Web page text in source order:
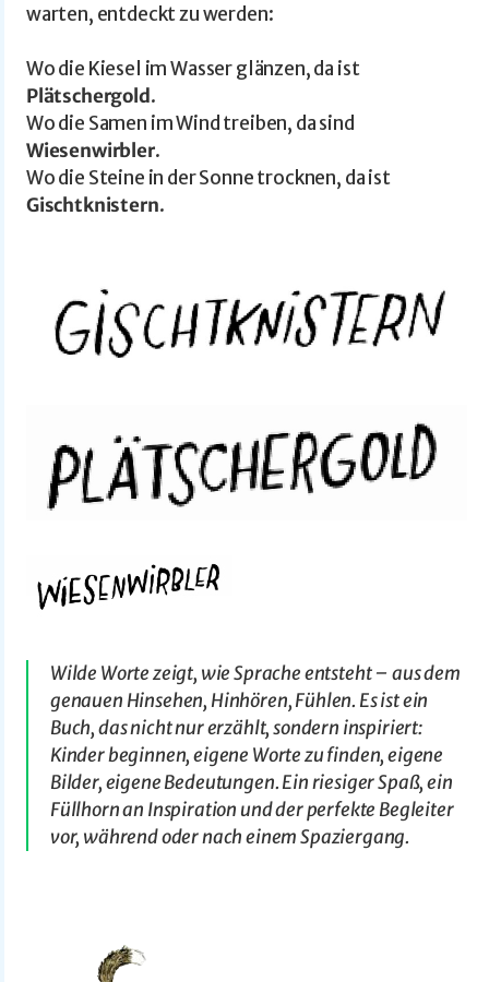
warten, entdeckt zu werden:
Wo die Kiesel im Wasser glänzen, da ist
Plätschergold.
Wo die Samen im Wind treiben, da sind
Wiesenwirbler.
Wo die Steine in der Sonne trocknen, da ist
Gischtknistern.
Wilde Worte zeigt, wie Sprache entsteht – aus dem
genauen Hinsehen, Hinhören, Fühlen. Es ist ein
Buch, das nicht nur erzählt, sondern inspiriert:
Kinder beginnen, eigene Worte zu finden, eigene
Bilder, eigene Bedeutungen. Ein riesiger Spaß, ein
Füllhorn an Inspiration und der perfekte Begleiter
vor, während oder nach einem Spaziergang.